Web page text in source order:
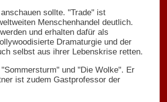
sollte. "Trade" ist
Menschenhandel deutlich.
und erhalten dafür als
Dramaturgie und der
selbst aus ihrer Lebenskrise retten.
und "Die Wolke". Er
ist zudem Gastprofessor der